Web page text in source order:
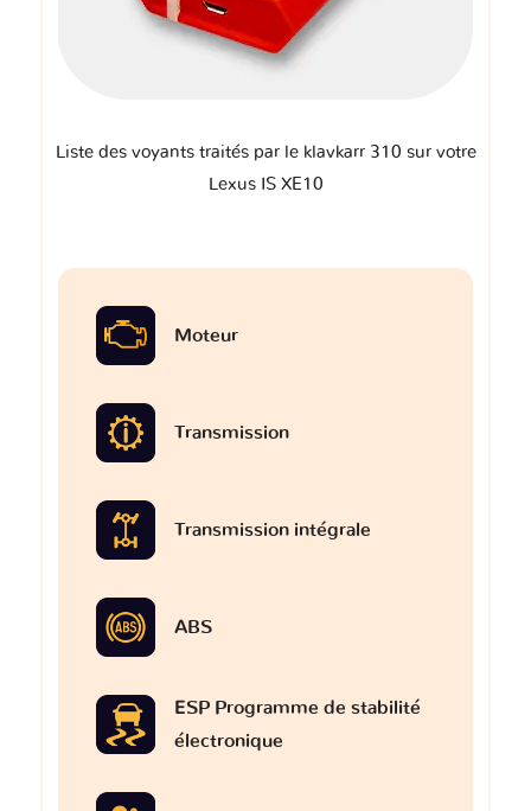
Liste des voyants traités par le klavkarr 310 sur votre
Lexus IS XE10
Moteur
Transmission
Transmission intégrale
ABS
ESP Programme de stabilité
électronique